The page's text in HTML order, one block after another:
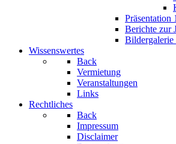
Präsentation
Berichte zur
Bildergalerie
Wissenswertes
Back
Vermietung
Veranstaltungen
Links
Rechtliches
Back
Impressum
Disclaimer